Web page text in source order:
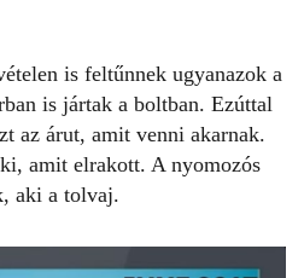
is feltűnnek ugyanazok a
is jártak a boltban. Ezúttal
az árut, amit venni akarnak.
amit elrakott. A nyomozós
aki a tolvaj.